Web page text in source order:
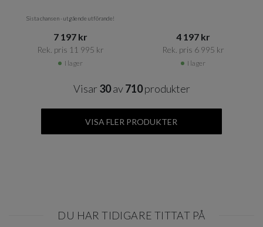
Sista chansen - utgående utförande!
7 197 kr​​
Rek. pris 11 995 kr​​
I lager
4 197 kr​​
Rek. pris 6 995 kr​​
I lager
Visar 30av710produkter
VISA FLER PRODUKTER
DU HAR TIDIGARE TITTAT PÅ